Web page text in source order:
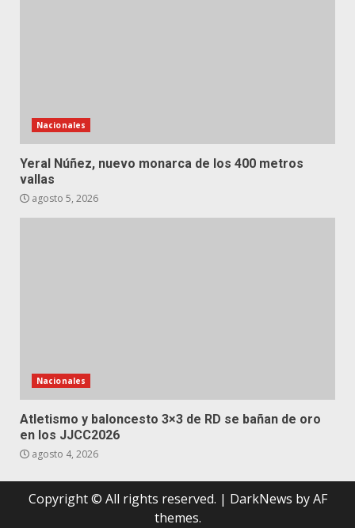
Nacionales
Yeral Núñez, nuevo monarca de los 400 metros
vallas
agosto 5, 2026
Nacionales
Atletismo y baloncesto 3×3 de RD se bañan de oro
en los JJCC2026
agosto 4, 2026
Copyright © All rights reserved. | DarkNews by AF
themes.